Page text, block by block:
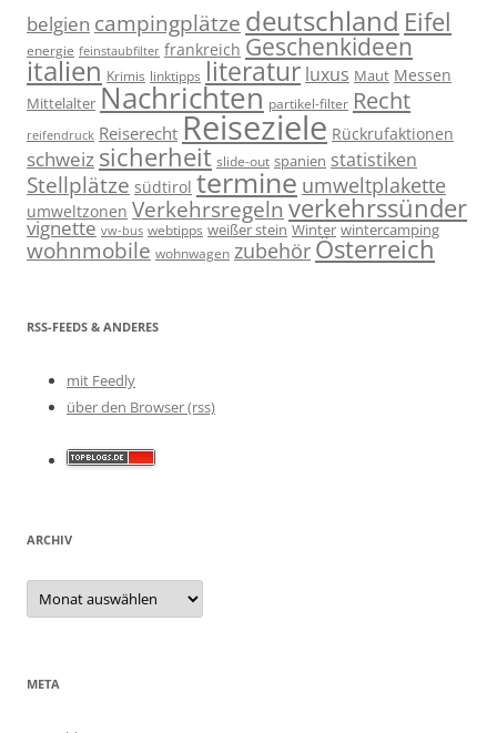
belgien campingplätze deutschland Eifel
energie feinstaubfilter frankreich Geschenkideen
italien Krimis linktipps literatur luxus Maut Messen
Mittelalter Nachrichten partikel-filter Recht
reifendruck Reiserecht Reiseziele Rückrufaktionen
schweiz sicherheit slide-out spanien statistiken
Stellplätze südtirol termine umweltplakette
umweltzonen Verkehrsregeln verkehrssünder
vignette vw-bus webtipps weißer stein Winter wintercamping
wohnmobile wohnwagen zubehör Österreich
RSS-FEEDS & ANDERES
mit Feedly
über den Browser (rss)
ARCHIV
Archiv
META